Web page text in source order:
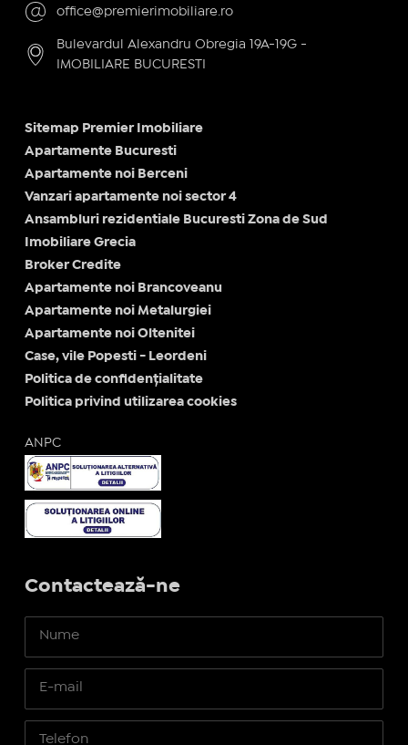
office@premierimobiliare.ro
Bulevardul Alexandru Obregia 19A-19G -
IMOBILIARE BUCURESTI
Sitemap Premier Imobiliare
Apartamente Bucuresti
Apartamente noi Berceni
Vanzari apartamente noi sector 4
Ansambluri rezidentiale Bucuresti Zona de Sud
Imobiliare Grecia
Broker Credite
Apartamente noi Brancoveanu
Apartamente noi Metalurgiei
Apartamente noi Oltenitei
Case, vile Popesti - Leordeni
Politica de confidențialitate
Politica privind utilizarea cookies
ANPC
Contactează-ne